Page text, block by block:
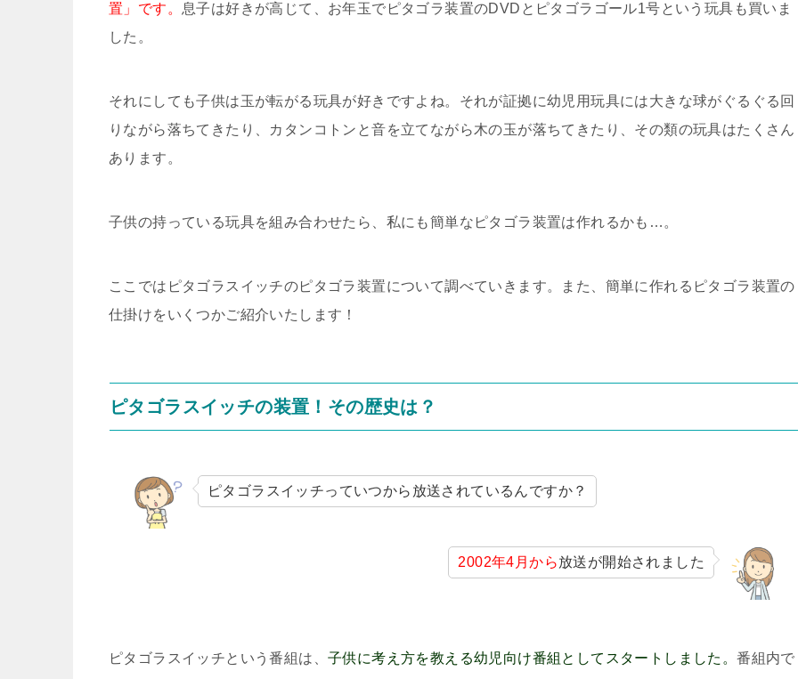
置」です。 息子は好きが高じて、お年玉でピタゴラ装置のDVDとピタゴラゴール1号という玩具も買いま
した。
それにしても子供は玉が転がる玩具が好きですよね。それが証拠に幼児用玩具には大きな球がぐるぐる回
りながら落ちてきたり、カタンコトンと音を立てながら木の玉が落ちてきたり、その類の玩具はたくさん
あります。
子供の持っている玩具を組み合わせたら、私にも簡単なピタゴラ装置は作れるかも…。
ここではピタゴラスイッチのピタゴラ装置について調べていきます。また、簡単に作れるピタゴラ装置の
仕掛けをいくつかご紹介いたします！
ピタゴラスイッチの装置！その歴史は？
ピタゴラスイッチっていつから放送されているんですか？
2002年4月から放送が開始されました
ピタゴラスイッチという番組は、 子供に考え方を教える幼児向け番組としてスタートしました。番組内で